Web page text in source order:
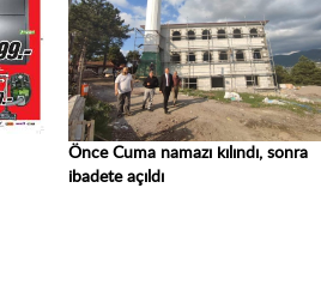
Önce Cuma namazı kılındı, sonra
ibadete açıldı